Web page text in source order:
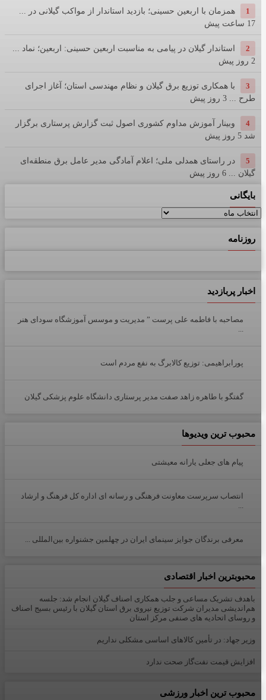
همزمان با اربعین حسینی؛ بازدید استاندار از مواکب گیلانی در ...
17 ساعت پیش
استاندار گیلان در پیامی به مناسبت اربعین حسینی: اربعین؛ نماد ...
با همکاری توزیع برق گیلان و نظام مهندسی استان؛ آغاز اجرای
طرح ...3 روز پیش
وبینار آموزش مداوم کشوری اصول ثبت گزارش پرستاری برگزار
شد5 روز پیش
در راستای همدلی ملی؛ اعلام آمادگی مدیر عامل برق منطقه‌ای
گیلان ...6 روز پیش
بایگانی
بایگانی
روزنامه
اخبار پربازدید
مصاحبه با فاطمه علی پرست ” مدیریت و موسس آموزشگاه سودای هنر
...
پورابراهیمی: توزیع کالابرگ به نفع مردم است
گفتگو با طاهره زاهد صفت مدیر پرستاری دانشگاه علوم پزشکی گیلان
محبوب ترین ویدیوها
پیام های جعلی یارانه معیشتی
انتصاب سرپرست معاونت فرهنگی و رسانه ای اداره کل فرهنگ و ارشاد
معرفی برندگان جوایز سینمای ایران در چهلمین جشنواره بین‌المللی ...
محبوبترین اخبار اقتصادی
باهدف تشریک مساعی و جلب همکاری اصناف گیلان انجام شد: جلسه
هم‌اندیشی مدیران شركت توزیع نیروی برق استان گیلان با رئیس بسیج اصناف
و روسای اتحادیه های صنفی مركز استان
وزیر جهاد: در تأمین کالاهای اساسی مشکلی نداریم
افزایش قیمت نفت‌گاز صحت ندارد
محبوب ترین اخبار ورزشی